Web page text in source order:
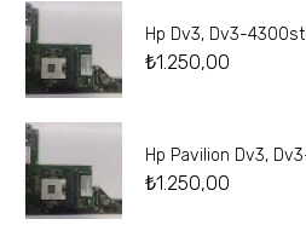
Hp Dv3, Dv3-
₺1.250,00
Hp Pavilion Dv3,
₺1.250,00